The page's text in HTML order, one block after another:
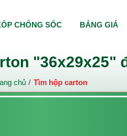
"36x29x25"
chủ Tìm hộp carton
CHỐNG SỐC BẢNG GIÁ